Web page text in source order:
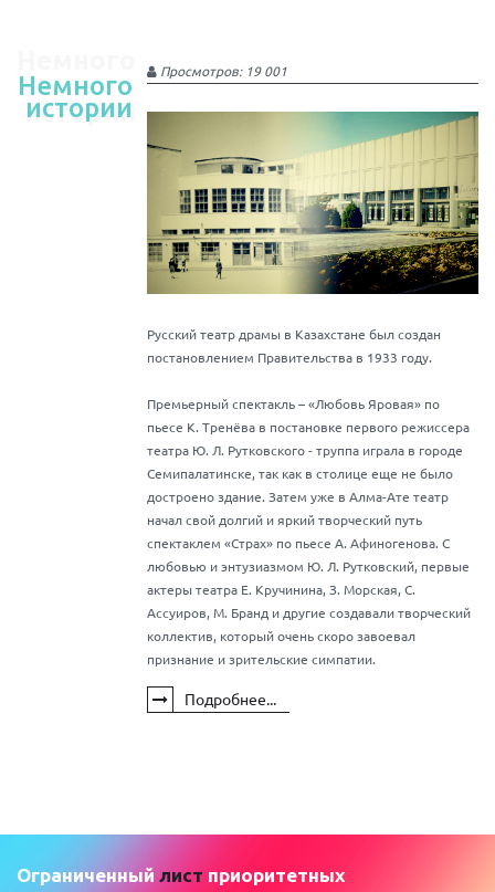
истории
Немного
истории
Просмотров: 19 001
Русский театр драмы в Казахстане был создан
постановлением Правительства в 1933 году.
Премьерный спектакль – «Любовь Яровая» по
пьесе К. Тренёва в постановке первого режиссера
театра Ю. Л. Рутковского - труппа играла в городе
Семипалатинске, так как в столице еще не было
достроено здание. Затем уже в Алма-Ате театр
начал свой долгий и яркий творческий путь
спектаклем «Страх» по пьесе А. Афиногенова. С
любовью и энтузиазмом Ю. Л. Рутковский, первые
актеры театра Е. Кручинина, З. Морская, С.
Ассуиров, М. Бранд и другие создавали творческий
коллектив, который очень скоро завоевал
признание и зрительские симпатии.
Подробнее...
Ограниченный лист приоритетных